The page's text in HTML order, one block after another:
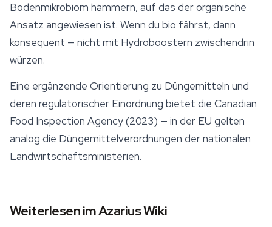
Bodenmikrobiom hämmern, auf das der organische
Ansatz angewiesen ist. Wenn du bio fährst, dann
konsequent — nicht mit Hydroboostern zwischendrin
würzen.
Eine ergänzende Orientierung zu Düngemitteln und
deren regulatorischer Einordnung bietet die Canadian
Food Inspection Agency (2023) — in der EU gelten
analog die Düngemittelverordnungen der nationalen
Landwirtschaftsministerien.
Weiterlesen im Azarius Wiki